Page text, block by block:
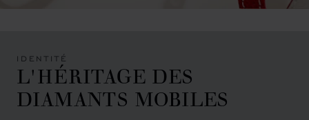
IDENTITÉ
L'HÉRITAGE DES
DIAMANTS MOBILES